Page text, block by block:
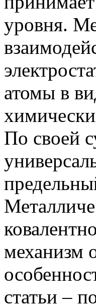
уровня.
атомы в
По своей
механизм
статьи –